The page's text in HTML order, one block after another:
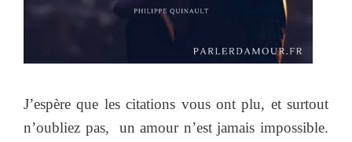
J’espère que les citations vous ont plu, et surtout
n’oubliez pas, un amour n’est jamais impossible.